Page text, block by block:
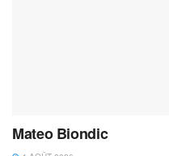
Mateo Biondic